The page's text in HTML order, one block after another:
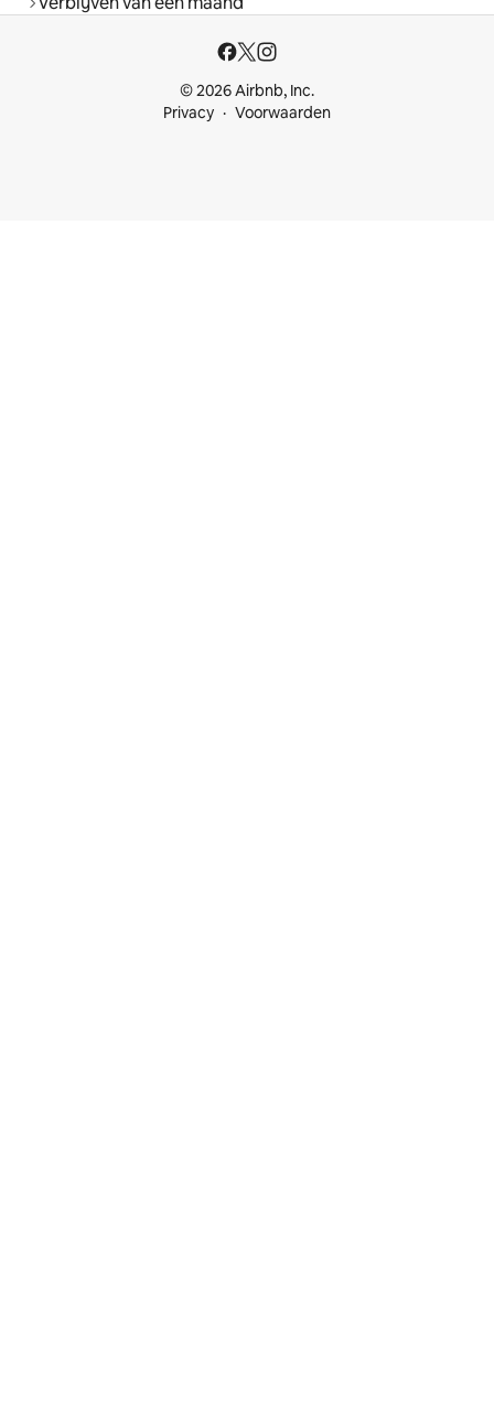
© 2026 Airbnb, Inc.
Privacy
Voorwaarden